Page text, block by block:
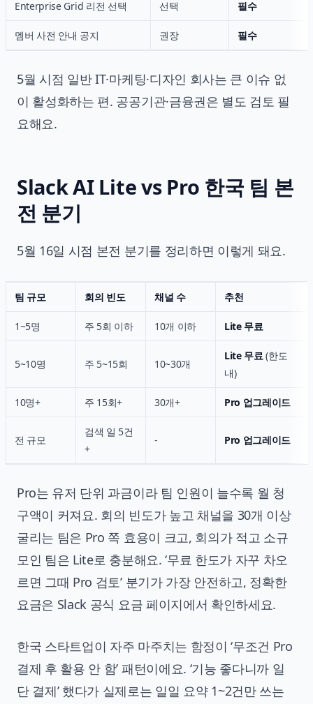
Enterprise Grid 리전 선택 선택 필수
멤버 사전 안내 공지 권장 필수
5월 시점 일반 IT·마케팅·디자인 회사는 큰 이슈 없
이 활성화하는 편. 공공기관·금융권은 별도 검토 필
요해요.
Slack AI Lite vs Pro 한국 팀 본
전 분기
5월 16일 시점 본전 분기를 정리하면 이렇게 돼요.
팀 규모 회의 빈도 채널 수 추천
1~5명 주 5회 이하 10개 이하 Lite 무료
5~10명 주 5~15회 10~30개
Lite 무료(한도
내)
10명+ 주 15회+ 30개+ Pro 업그레이드
전 규모
검색 일 5건
+
- Pro 업그레이드
Pro는 유저 단위 과금이라 팀 인원이 늘수록 월 청
구액이 커져요. 회의 빈도가 높고 채널을 30개 이상
굴리는 팀은 Pro 쪽 효용이 크고, 회의가 적고 소규
모인 팀은 Lite로 충분해요. ‘무료 한도가 자꾸 차오
르면 그때 Pro 검토’ 분기가 가장 안전하고, 정확한
요금은 Slack 공식 요금 페이지에서 확인하세요.
한국 스타트업이 자주 마주치는 함정이 ‘무조건 Pro
결제 후 활용 안 함’ 패턴이에요. ‘기능 좋다니까 일
단 결제’ 했다가 실제로는 일일 요약 1~2건만 쓰는